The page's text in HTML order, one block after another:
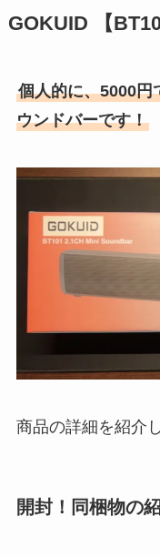
GOKUID 【
個人的に、5000円
ウンドバーです！
商品の詳細を紹介
開封！同梱物の